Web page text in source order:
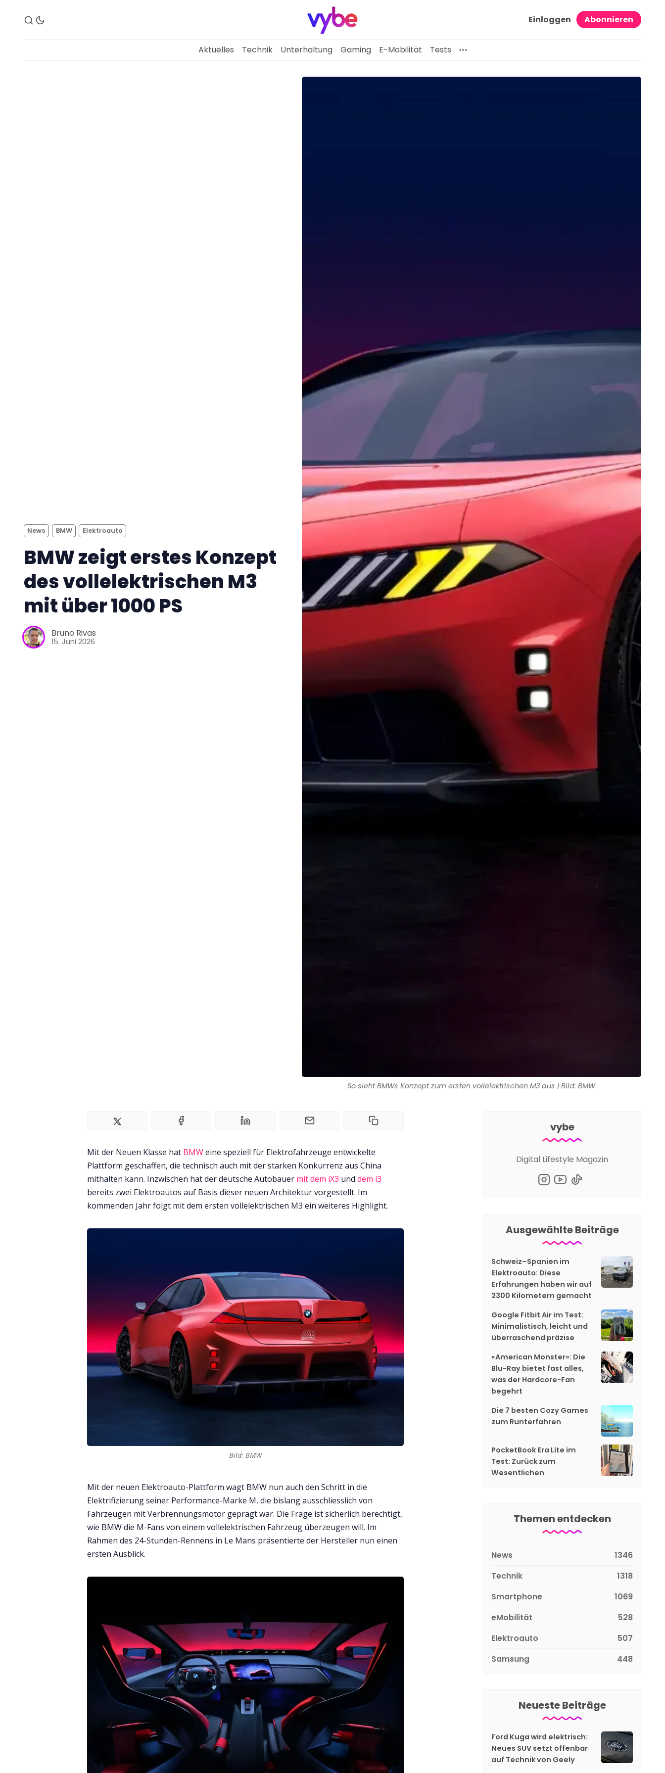
Zusammenarbeit
Kontakt
Einloggen Abonnieren
Aktuelles Technik Unterhaltung Gaming E-Mobilität Tests
So sieht BMWs Konzept zum ersten vollelektrischen M3 aus | Bild: BMW
News BMW Elektroauto
BMW zeigt erstes Konzept
des vollelektrischen M3
mit über 1000 PS
Bruno Rivas
15. Juni 2026
Mit der Neuen Klasse hat BMWeine speziell für Elektrofahrzeuge entwickelte
Plattform geschaffen, die technisch auch mit der starken Konkurrenz aus China
mithalten kann. Inzwischen hat der deutsche Autobauer mit dem iX3 und dem i3
bereits zwei Elektroautos auf Basis dieser neuen Architektur vorgestellt. Im
kommenden Jahr folgt mit dem ersten vollelektrischen M3 ein weiteres Highlight.
Bild: BMW
Mit der neuen Elektroauto-Plattform wagt BMW nun auch den Schritt in die
Elektrifizierung seiner Performance-Marke M, die bislang ausschliesslich von
Fahrzeugen mit Verbrennungsmotor geprägt war. Die Frage ist sicherlich berechtigt,
wie BMW die M-Fans von einem vollelektrischen Fahrzeug überzeugen will. Im
Rahmen des 24-Stunden-Rennens in Le Mans präsentierte der Hersteller nun einen
ersten Ausblick.
vybe
Digital Lifestyle Magazin
Ausgewählte Beiträge
Schweiz–Spanien im
Elektroauto: Diese
Erfahrungen haben wir auf
2300 Kilometern gemacht
Google Fitbit Air im Test:
Minimalistisch, leicht und
überraschend präzise
«American Monster»: Die
Blu-Ray bietet fast alles,
was der Hardcore-Fan
begehrt
Die 7 besten Cozy Games
zum Runterfahren
PocketBook Era Lite im
Test: Zurück zum
Wesentlichen
Themen entdecken
News
1346
Technik
1318
Smartphone
1069
eMobilität
528
Elektroauto
507
Samsung
448
Neueste Beiträge
Ford Kuga wird elektrisch:
Neues SUV setzt offenbar
auf Technik von Geely